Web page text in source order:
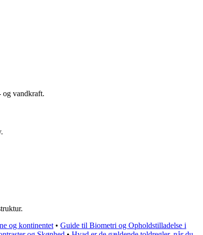
og vandkraft.
og kontinentet • Guide til Biometri og Opholdstilladelse i